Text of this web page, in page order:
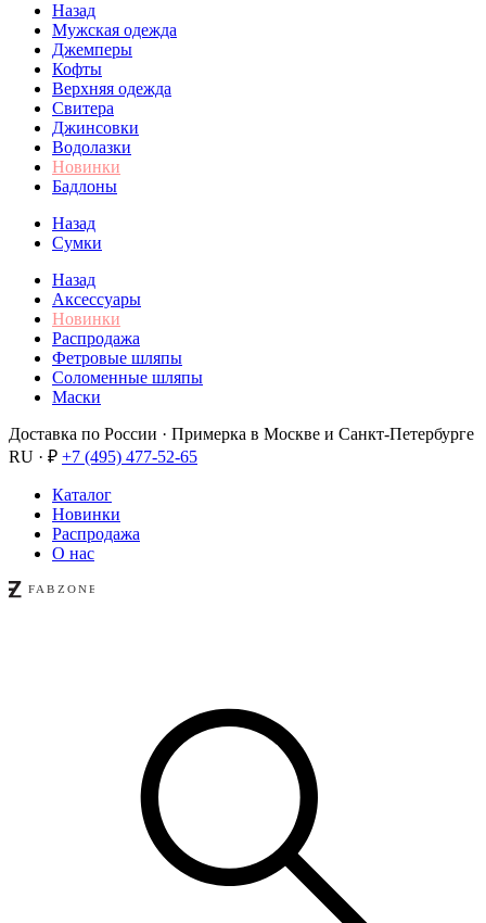
Назад
Мужская одежда
Джемперы
Кофты
Верхняя одежда
Свитера
Джинсовки
Водолазки
Новинки
Бадлоны
Назад
Сумки
Назад
Аксессуары
Новинки
Распродажа
Фетровые шляпы
Соломенные шляпы
Маски
Доставка по России · Примерка в Москве и Санкт-Петербурге
RU · ₽ +7 (495) 477-52-65
Каталог
Новинки
Распродажа
О нас